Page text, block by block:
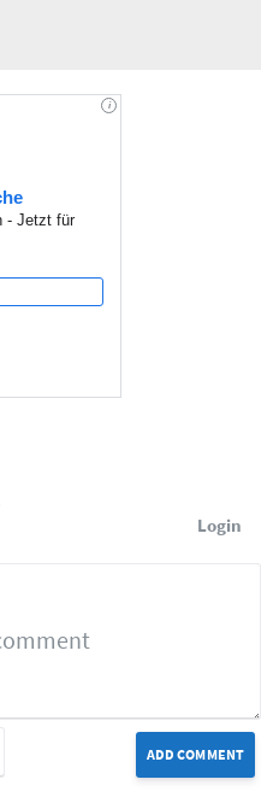
Login
ADD COMMENT